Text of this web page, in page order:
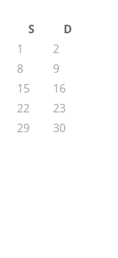
S
D
1
2
8
9
15
16
22
23
29
30